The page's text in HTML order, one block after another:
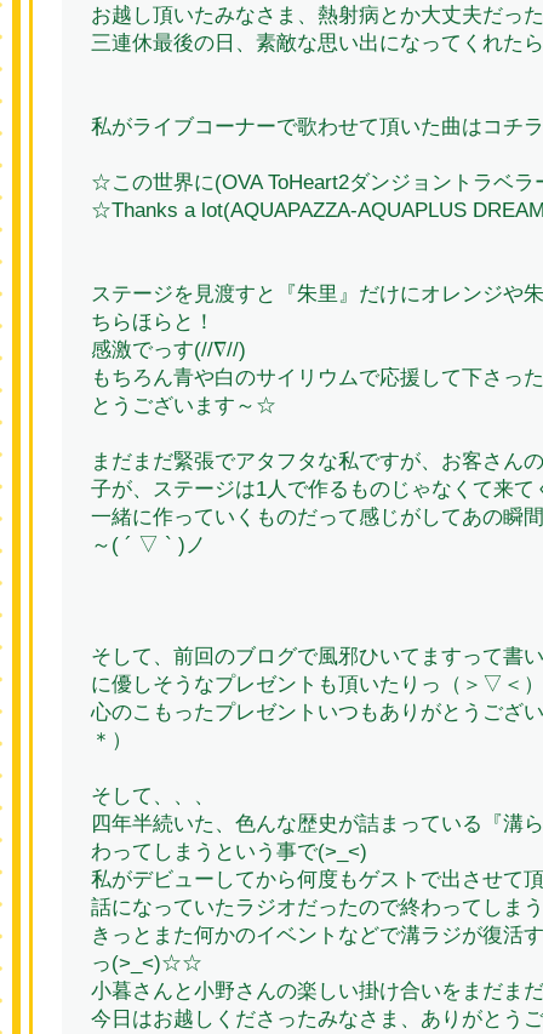
お越し頂いたみなさま、熱射病とか大丈夫だっ
三連休最後の日、素敵な思い出になってくれた
私がライブコーナーで歌わせて頂いた曲はコチ
☆この世界に(OVA ToHeart2ダンジョントラベラ
☆Thanks a lot(AQUAPAZZA-AQUAPLUS
ステージを見渡すと『朱里』だけにオレンジや
ちらほらと！
感激でっす(//∇//)
もちろん青や白のサイリウムで応援して下さっ
とうございます～☆
まだまだ緊張でアタフタな私ですが、お客さん
子が、ステージは1人で作るものじゃなくて来て
一緒に作っていくものだって感じがしてあの瞬
～( ´ ▽ ` )ノ
そして、前回のブログで風邪ひいてますって書
に優しそうなプレゼントも頂いたりっ（＞▽＜
心のこもったプレゼントいつもありがとうござ
＊）
そして、、、
四年半続いた、色んな歴史が詰まっている『溝
わってしまうという事で(>_<)
私がデビューしてから何度もゲストで出させて
話になっていたラジオだったので終わってしま
きっとまた何かのイベントなどで溝ラジが復活
っ(>_<)☆☆
小暮さんと小野さんの楽しい掛け合いをまだま
今日はお越しくださったみなさま、ありがとう